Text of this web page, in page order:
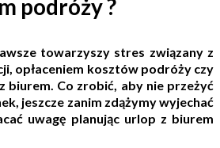
podróży ?
towarzyszy stres związany z
opłaceniem kosztów podróży czy
biurem. Co zrobić, aby nie przeżyć
jeszcze zanim zdążymy wyjechać
uwagę planując urlop z biurem